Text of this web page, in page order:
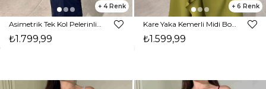
4
Asimetrik Tek Kol Pelerinli Flok Baskı Kalem Maxi Lacivert Berli Kadın Elbise 26Y335
₺1.799,99
6
Kare Yaka Kemerli Midi Boy Olive Vesper Kadın Elbise 26Y391
₺1.599,99